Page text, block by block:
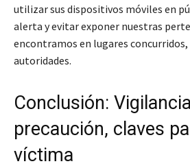
utilizar sus dispositivos móviles en
alerta y evitar exponer nuestras
encontramos en lugares concurridos
autoridades.
Conclusión:
precaución, claves
víctima